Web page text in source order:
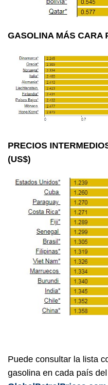
GASOLINA MÁS CARA
PRECIOS
(US$)
Puede consultar la lista
gasolina en cada país